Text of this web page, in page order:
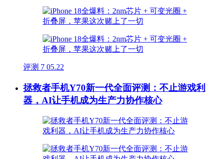
评测 7 05.22
拯救者手机Y70新一代全面评测：不止游戏利
器，AI让手机成为生产力协作核心